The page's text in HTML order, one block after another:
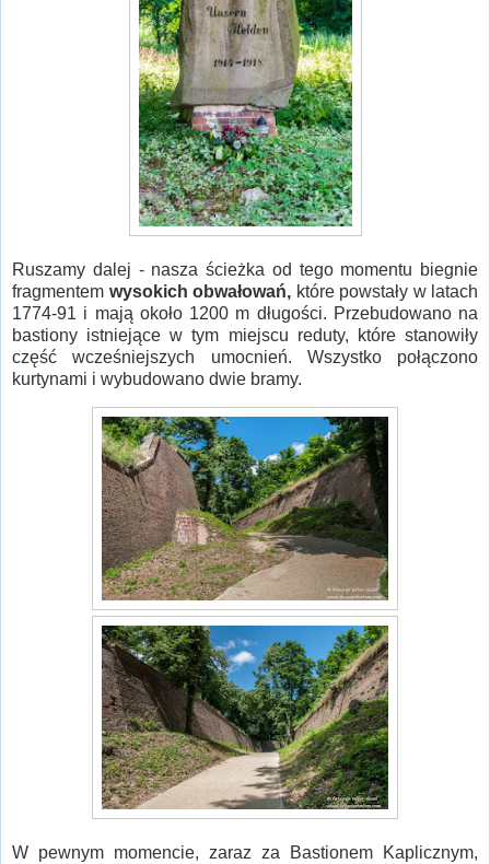
Ruszamy dalej - nasza ścieżka od tego momentu biegnie
fragmentem wysokich obwałowań, które powstały w latach
1774-91 i mają około 1200 m długości. Przebudowano na
bastiony istniejące w tym miejscu reduty, które stanowiły
część wcześniejszych umocnień. Wszystko połączono
kurtynami i wybudowano dwie bramy.
W pewnym momencie, zaraz za Bastionem Kaplicznym,